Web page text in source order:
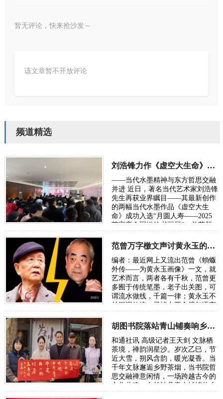
暂无评论，快来抢沙发～
该文章暂不开放评论
频道精选
刘浩锋力作《虚空大生命》入选2025荣宝斋全国书画展
——当代水墨精神与东方哲思交融
并进 近日，著名当代艺术家刘浩锋
先生再获业界瞩目——其最新创作
的两幅当代水墨作品《虚空大生
命》成功入选“月圆人寿——2025
荣宝斋全国银龄书画展”，并获颁
交部《新中国国礼…
范曾万字檄文声讨黄永玉的“丑恶灵魂”
编者：最近网上又流出范曾《蝜蝂
外传——为黄永玉画像》一文，就
艺术而言，两者各有千秋，范曾更
多囿于传统笔墨，老子出关图，可
谓流水做线，千篇一律；黄永玉不
甘沉泥传统，寻找中西合璧与语言
与现代的代…
胡图书院落站青山铺奏响乡土文化振兴新声
和通社讯 高级记者王天剑 文脉栖
茶境，禅韵润星沙。岁次乙巳，节
近大雪，朔风含韵，暖光凝香。当
千年文脉邂逅乡野茶烟，当书院哲
思交融禅意闲情，一场跨越古今的
文化共鸣，在长沙县青山铺镇的乡